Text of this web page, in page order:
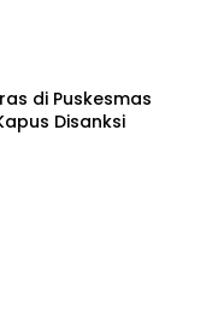
di Puskesmas
Disanksi